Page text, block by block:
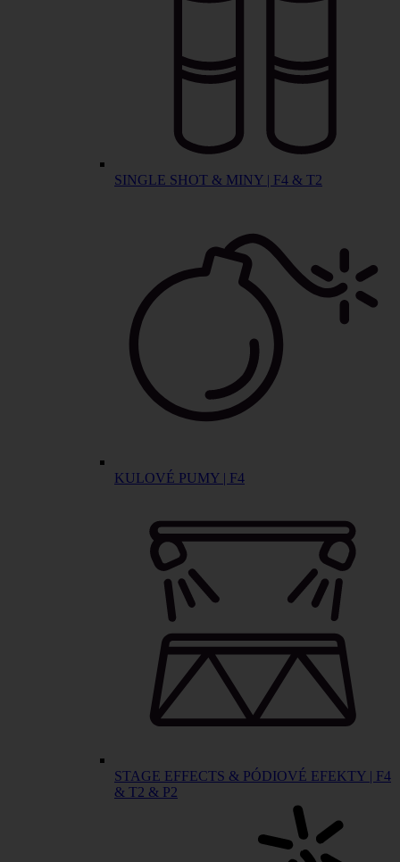
SINGLE SHOT & MINY | F4 & T2
KULOVÉ PUMY | F4
STAGE EFFECTS & PÓDIOVÉ EFEKTY | F4
& T2 & P2